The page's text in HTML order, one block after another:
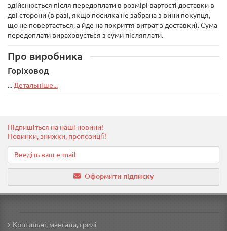
здійснюється після передоплати в розмірі вартості доставки в
дві сторони (в разі, якщо посилка не забрана з вини покупця,
що не повертається, а йде на покриття витрат з доставки). Сума
передоплати вираховується з суми післяплати.
Про виробника
Горіховод
... Детальніше...
Підпишіться на наші новини!
Новинки, знижки, пропозиції!
Оформити підписку
Коптильні, мангали, грилі